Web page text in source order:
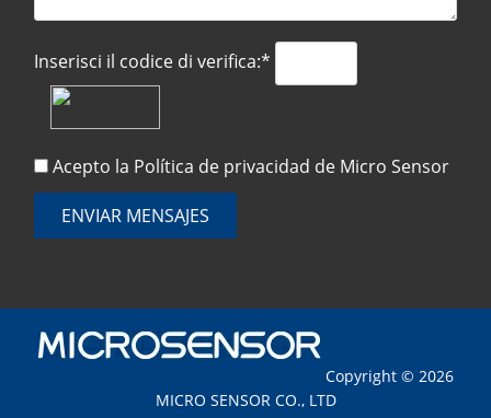
Inserisci il codice di verifica:*
Acepto la Política de privacidad de Micro Sensor
ENVIAR MENSAJES
Copyright © 2026
MICRO SENSOR CO., LTD